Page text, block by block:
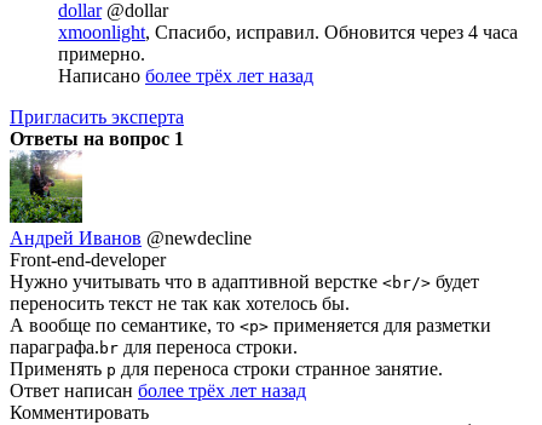
dollar @dollar
xmoonlight, Спасибо, исправил. Обновится через 4 часа
примерно.
Написано более трёх лет назад
Пригласить эксперта
Ответы на вопрос 1
Андрей Иванов @newdecline
Front-end-developer
Нужно учитывать что в адаптивной верстке <br/> будет
переносить текст не так как хотелось бы.
А вообще по семантике, то <p> применяется для разметки
параграфа. br для переноса строки.
Применять p для переноса строки странное занятие.
Ответ написан более трёх лет назад
Комментировать